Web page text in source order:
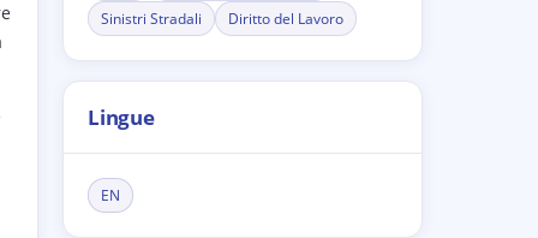
Sinistri Stradali
Diritto del Lavoro
Lingue
EN